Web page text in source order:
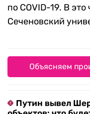
по COVID-19. В
Сеченовский
Объясняем
Путин вывел